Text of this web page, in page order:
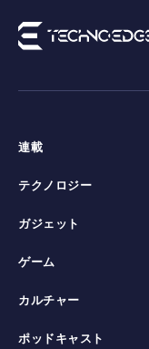
連載
テクノロジー
ガジェット
ゲーム
カルチャー
ポッドキャスト